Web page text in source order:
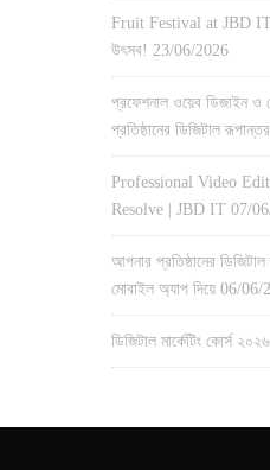
Fruit Festival at JBD
উৎসব! 23/06/2026
প্রফেশনাল ওয়েব ডিজাইন ও
প্রতিষ্ঠানের ডিজিটাল রূপান্তর
Professional Video
Resolve | JBD IT 07/
আপনার প্রতিষ্ঠানের
মোবাইল অ্যাপ দিয়ে 06/06/
ডিজিটাল মার্কেটিং কোর্স ২০২৬